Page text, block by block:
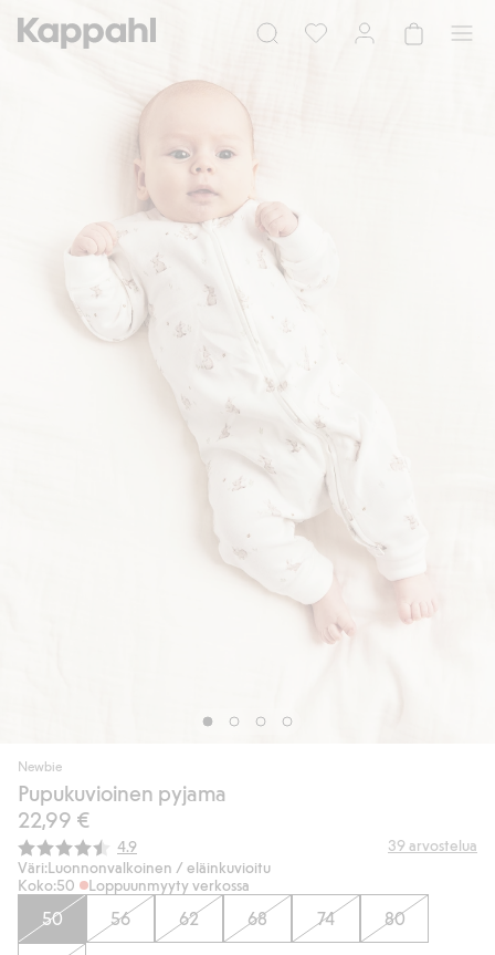
Newbie
Pupukuvioinen pyjama
22,99 €
Keskimääräinen luokitus:
4.9 39 arvostelua
Väri:Luonnonvalkoinen / eläinkuvioitu
Koko:50 Loppuunmyyty verkossa
50 56 62 68 74 80